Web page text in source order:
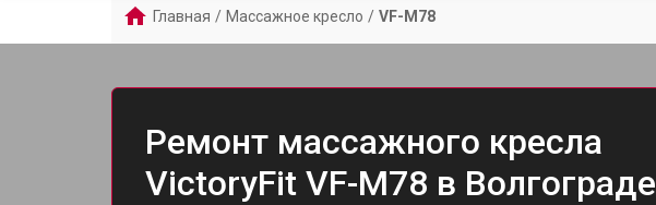
Главная / Массажное кресло / VF-M78
Ремонт массажного кресла
VictoryFit VF-M78 в Волгограде